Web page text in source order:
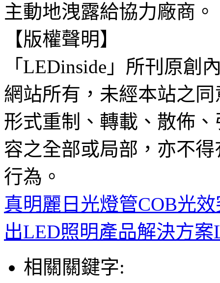
主動地洩露給協力廠商。
【版權聲明】
「LEDinside」所刊原創
網站所有，未經本站之
形式重制、轉載、散佈
容之全部或局部，亦不
行為。
真明麗日光燈管COB光
出LED照明產品解決方
相關關鍵字: